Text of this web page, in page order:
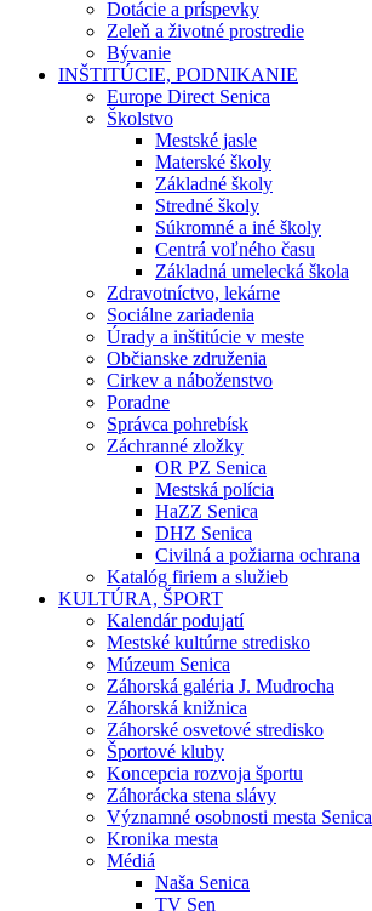
Dotácie a príspevky
Zeleň a životné prostredie
Bývanie
INŠTITÚCIE, PODNIKANIE
Europe Direct Senica
Školstvo
Mestské jasle
Materské školy
Základné školy
Stredné školy
Súkromné a iné školy
Centrá voľného času
Základná umelecká škola
Zdravotníctvo, lekárne
Sociálne zariadenia
Úrady a inštitúcie v meste
Občianske združenia
Cirkev a náboženstvo
Poradne
Správca pohrebísk
Záchranné zložky
OR PZ Senica
Mestská polícia
HaZZ Senica
DHZ Senica
Civilná a požiarna ochrana
Katalóg firiem a služieb
KULTÚRA, ŠPORT
Kalendár podujatí
Mestské kultúrne stredisko
Múzeum Senica
Záhorská galéria J. Mudrocha
Záhorská knižnica
Záhorské osvetové stredisko
Športové kluby
Koncepcia rozvoja športu
Záhorácka stena slávy
Významné osobnosti mesta Senica
Kronika mesta
Médiá
Naša Senica
TV Sen